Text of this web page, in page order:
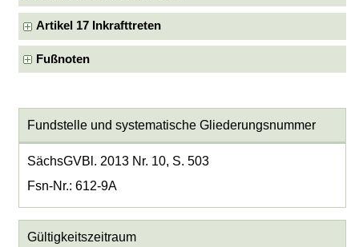
Artikel 17 Inkrafttreten
Fußnoten
Fundstelle und systematische Gliederungsnummer
SächsGVBl. 2013 Nr. 10, S. 503
Fsn-Nr.: 612-9A
Gültigkeitszeitraum